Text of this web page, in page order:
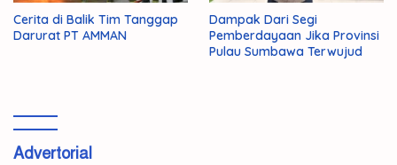
Cerita di Balik Tim Tanggap
Darurat PT AMMAN
Dampak Dari Segi
Pemberdayaan Jika Provinsi
Pulau Sumbawa Terwujud
Advertorial